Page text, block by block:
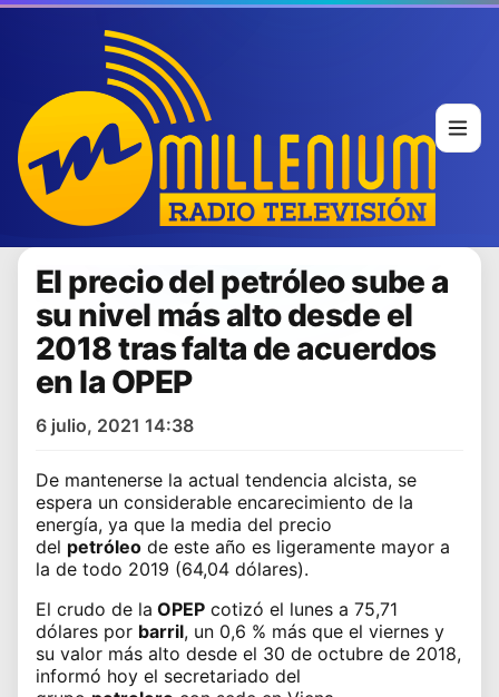
El precio del petróleo sube a
su nivel más alto desde el
2018 tras falta de acuerdos
en la OPEP
6 julio, 2021 14:38
De mantenerse la actual tendencia alcista, se
espera un considerable encarecimiento de la
energía, ya que la media del precio
del petróleo de este año es ligeramente mayor a
la de todo 2019 (64,04 dólares).
El crudo de la OPEP cotizó el lunes a 75,71
dólares por barril, un 0,6 % más que el viernes y
su valor más alto desde el 30 de octubre de 2018,
informó hoy el secretariado del